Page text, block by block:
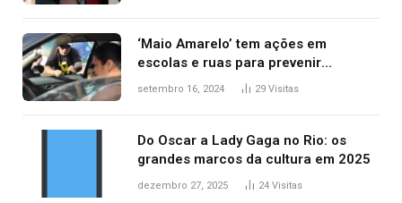
‘Maio Amarelo’ tem ações em
escolas e ruas para prevenir
acidentes no trânsito no AP
setembro 16, 2024 29 Visitas
Do Oscar a Lady Gaga no Rio: os
grandes marcos da cultura em 2025
dezembro 27, 2025 24 Visitas